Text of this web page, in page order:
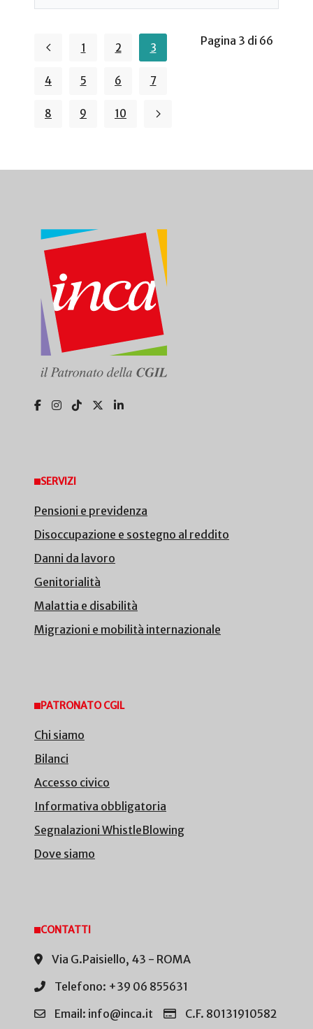
Pagina 3 di 66
1 2 3
4 5 6 7
8 9 10
SERVIZI
Pensioni e previdenza
Disoccupazione e sostegno al reddito
Danni da lavoro
Genitorialità
Malattia e disabilità
Migrazioni e mobilità internazionale
PATRONATO CGIL
Chi siamo
Bilanci
Accesso civico
Informativa obbligatoria
Segnalazioni WhistleBlowing
Dove siamo
CONTATTI
Via G.Paisiello, 43 - ROMA
Telefono: +39 06 855631
Email: info@inca.it
C.F. 80131910582